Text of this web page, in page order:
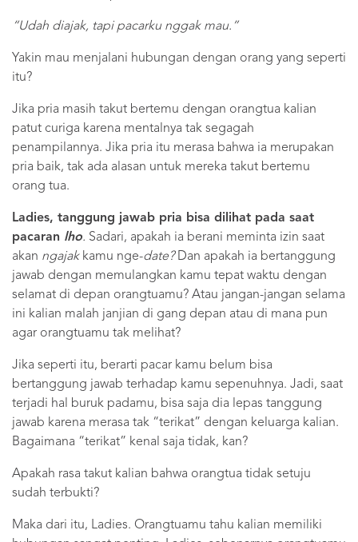
“Udah diajak, tapi pacarku nggak mau.”
Yakin mau menjalani hubungan dengan orang yang seperti
itu?
Jika pria masih takut bertemu dengan orangtua kalian
patut curiga karena mentalnya tak segagah
penampilannya. Jika pria itu merasa bahwa ia merupakan
pria baik, tak ada alasan untuk mereka takut bertemu
orang tua.
Ladies, tanggung jawab pria bisa dilihat pada saat
pacaran lho. Sadari, apakah ia berani meminta izin saat
akan ngajak kamu nge-date?Dan apakah ia bertanggung
jawab dengan memulangkan kamu tepat waktu dengan
selamat di depan orangtuamu? Atau jangan-jangan selama
ini kalian malah janjian di gang depan atau di mana pun
agar orangtuamu tak melihat?
Jika seperti itu, berarti pacar kamu belum bisa
bertanggung jawab terhadap kamu sepenuhnya. Jadi, saat
terjadi hal buruk padamu, bisa saja dia lepas tanggung
jawab karena merasa tak “terikat” dengan keluarga kalian.
Bagaimana “terikat” kenal saja tidak, kan?
Apakah rasa takut kalian bahwa orangtua tidak setuju
sudah terbukti?
Maka dari itu, Ladies. Orangtuamu tahu kalian memiliki